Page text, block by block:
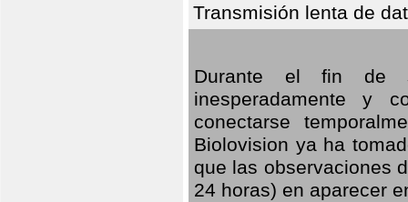
Transmisión lenta de
Durante el fin de
inesperadamente y
conectarse
Biolovision ya ha
que las observaciones
24 horas) en aparecer